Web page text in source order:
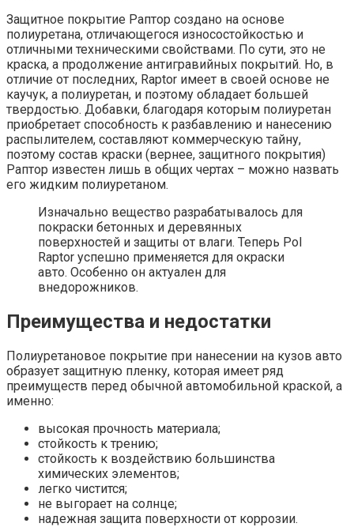
Защитное покрытие Раптор создано на основе
полиуретана, отличающегося износостойкостью и
отличными техническими свойствами. По сути, это не
краска, а продолжение антигравийных покрытий. Но, в
отличие от последних, Raptor имеет в своей основе не
каучук, а полиуретан, и поэтому обладает большей
твердостью. Добавки, благодаря которым полиуретан
приобретает способность к разбавлению и нанесению
распылителем, составляют коммерческую тайну,
поэтому состав краски (вернее, защитного покрытия)
Раптор известен лишь в общих чертах – можно назвать
его жидким полиуретаном.
Изначально вещество разрабатывалось для
покраски бетонных и деревянных
поверхностей и защиты от влаги. Теперь Pol
Raptor успешно применяется для окраски
авто. Особенно он актуален для
внедорожников.
Преимущества и недостатки
Полиуретановое покрытие при нанесении на кузов авто
образует защитную пленку, которая имеет ряд
преимуществ перед обычной автомобильной краской, а
именно:
высокая прочность материала;
стойкость к трению;
стойкость к воздействию большинства
химических элементов;
легко чистится;
не выгорает на солнце;
надежная защита поверхности от коррозии.